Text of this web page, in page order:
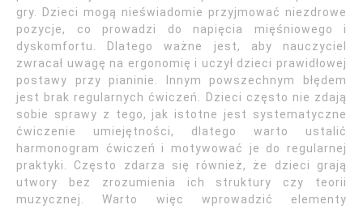
gry. Dzieci mogą nieświadomie przyjmować niezdrowe
pozycje, co prowadzi do napięcia mięśniowego i
dyskomfortu. Dlatego ważne jest, aby nauczyciel
zwracał uwagę na ergonomię i uczył dzieci prawidłowej
postawy przy pianinie. Innym powszechnym błędem
jest brak regularnych ćwiczeń. Dzieci często nie zdają
sobie sprawy z tego, jak istotne jest systematyczne
ćwiczenie umiejętności, dlatego warto ustalić
harmonogram ćwiczeń i motywować je do regularnej
praktyki. Często zdarza się również, że dzieci grają
utwory bez zrozumienia ich struktury czy teorii
muzycznej. Warto więc wprowadzić elementy